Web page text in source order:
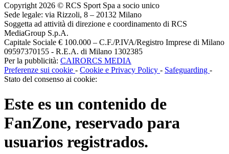
Copyright 2026 © RCS Sport Spa a socio unico
Sede legale: via Rizzoli, 8 – 20132 Milano
Soggetta ad attività di direzione e coordinamento di RCS
MediaGroup S.p.A.
Capitale Sociale € 100.000 – C.F./P.IVA/Registro Imprese di Milano
09597370155 - R.E.A. di Milano 1302385
Per la pubblicità: CAIRORCS MEDIA
Preferenze sui cookie - Cookie e Privacy Policy - Safeguarding -
Stato del consenso ai cookie:
Este es un contenido de
FanZone, reservado para
usuarios registrados.